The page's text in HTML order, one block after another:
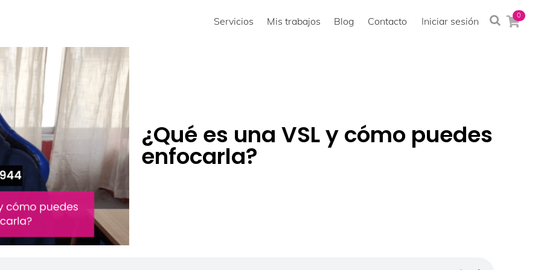
0
Servicios Mis trabajos Blog Contacto Iniciar sesión
¿Qué es una VSL y cómo puedes
enfocarla?